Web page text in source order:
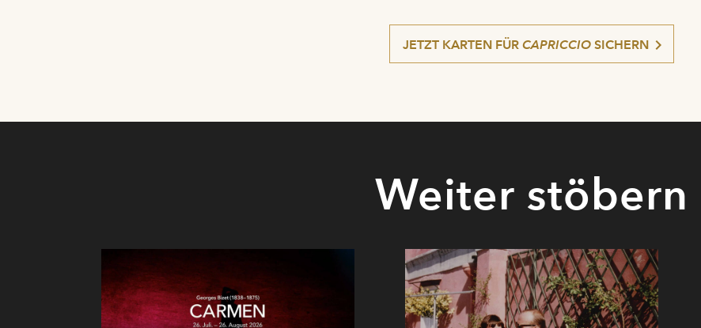
JETZT KARTEN FÜR CAPRICCIOSICHERN
Weiter stöbern